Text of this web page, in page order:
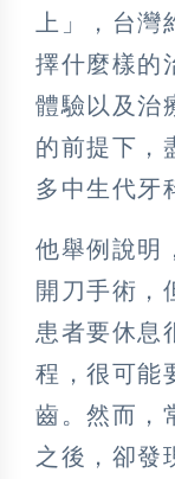
上」，台
擇什麼樣的
體驗以及治
的前提下，
多中生代牙
他舉例說明
開刀手術，
患者要休息
程，很可能
齒。然而，
之後，卻發